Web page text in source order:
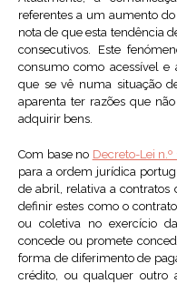
referentes a um aumento
nota de que esta tendência
consecutivos. Este
consumo como acessível
que se vê numa situação
aparenta ter razões que
adquirir bens.
Com base no Decreto-Lei
para a ordem jurídica
de abril, relativa a contratos
definir estes como o
ou coletiva no exercício
concede ou promete
forma de diferimento de
crédito, ou qualquer outro